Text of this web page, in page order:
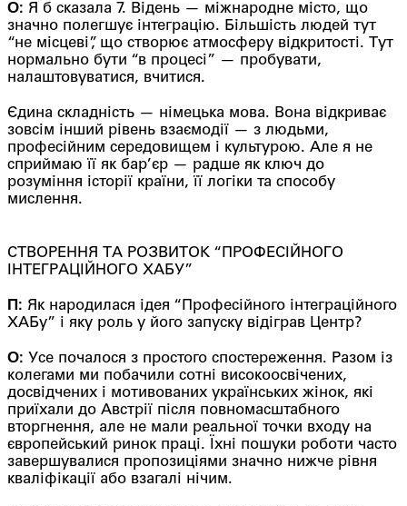
О: Я б сказала 7. Відень — міжнародне місто, що
значно полегшує інтеграцію. Більшість людей тут
“не місцеві”, що створює атмосферу відкритості. Тут
нормально бути “в процесі” — пробувати,
налаштовуватися, вчитися.
Єдина складність — німецька мова. Вона відкриває
зовсім інший рівень взаємодії — з людьми,
професійним середовищем і культурою. Але я не
сприймаю її як бар’єр — радше як ключ до
розуміння історії країни, її логіки та способу
мислення.
СТВОРЕННЯ ТА РОЗВИТОК “ПРОФЕСІЙНОГО
ІНТЕГРАЦІЙНОГО ХАБУ”
П: Як народилася ідея “Професійного інтеграційного
ХАБу” і яку роль у його запуску відіграв Центр?
О: Усе почалося з простого спостереження. Разом із
колегами ми побачили сотні високоосвічених,
досвідчених і мотивованих українських жінок, які
приїхали до Австрії після повномасштабного
вторгнення, але не мали реальної точки входу на
європейський ринок праці. Їхні пошуки роботи часто
завершувалися пропозиціями значно нижче рівня
кваліфікації або взагалі нічим.